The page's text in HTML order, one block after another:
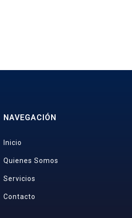
NAVEGACIÓN
Inicio
Quienes Somos
Servicios
Contacto